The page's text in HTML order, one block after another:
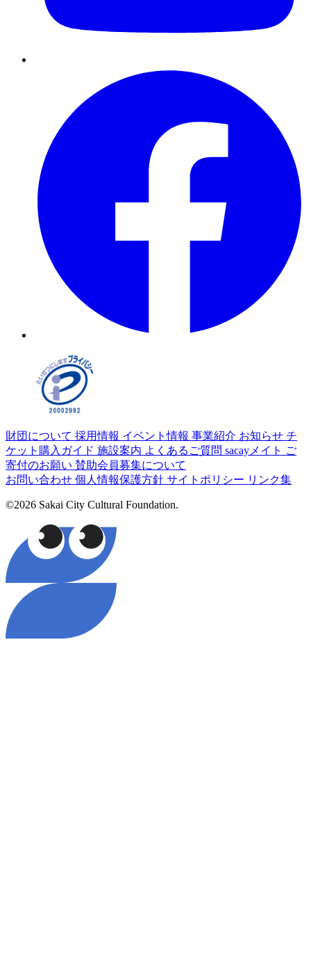
財団について 採用情報 イベント情報 事業紹介 お知らせ チ
ケット購入ガイド 施設案内 よくあるご質問 sacayメイト ご
寄付のお願い 賛助会員募集について
お問い合わせ 個人情報保護方針 サイトポリシー リンク集
©2026 Sakai City Cultural Foundation.